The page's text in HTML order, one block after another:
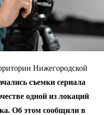
Нижегородской
съемки сериала
одной из локаций
Об этом сообщили в